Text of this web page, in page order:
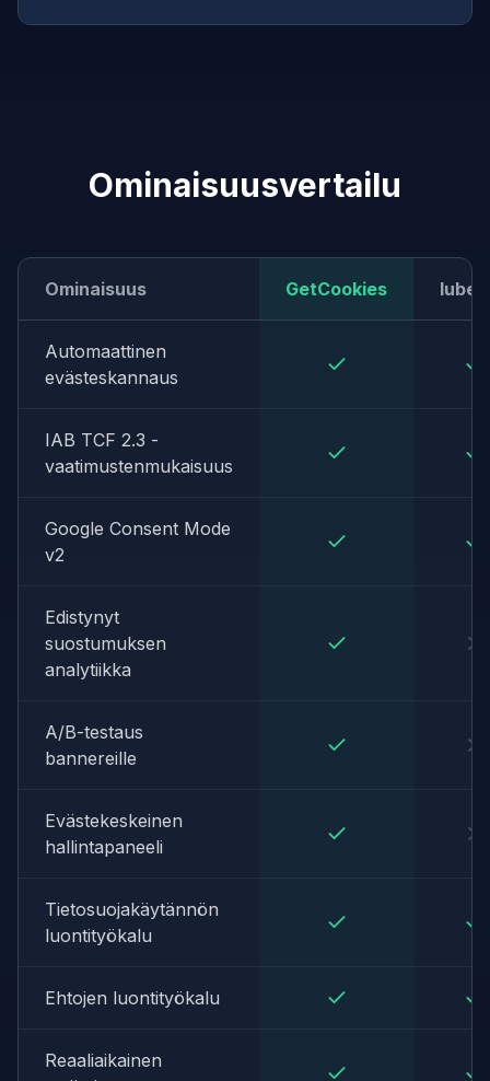
Ominaisuusvertailu
Ominaisuus GetCookies
Automaattinen
evästeskannaus
IAB TCF 2.3 -
vaatimustenmukaisuus
Google Consent Mode
v2
Edistynyt
suostumuksen
analytiikka
A/B-testaus
bannereille
Evästekeskeinen
hallintapaneeli
Tietosuojakäytännön
luontityökalu
Ehtojen luontityökalu
Reaaliaikainen